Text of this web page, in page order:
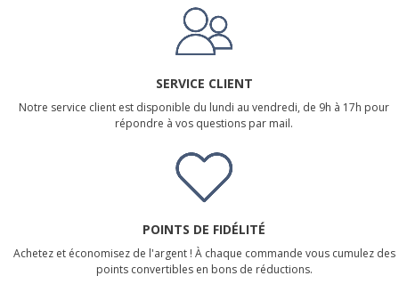
SERVICE CLIENT
Notre service client est disponible du lundi au vendredi, de 9h à 17h pour
répondre à vos questions par mail.
POINTS DE FIDÉLITÉ
Achetez et économisez de l'argent ! À chaque commande vous cumulez des
points convertibles en bons de réductions.